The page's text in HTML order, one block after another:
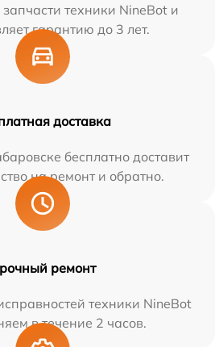
техники NineBot и
гарантию до 3 лет.
доставка
бесплатно доставит
на ремонт и обратно.
ремонт
техники NineBot
в течение 2 часов.